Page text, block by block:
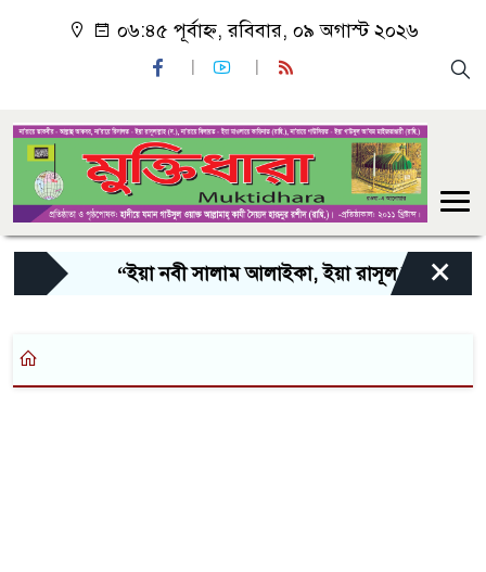
০৬:৪৫ পূর্বাহ্ন, রবিবার, ০৯ অগাস্ট ২০২৬
“ইয়া নবী সালাম আলাইকা, ইয়া রাসূল সালাম
×